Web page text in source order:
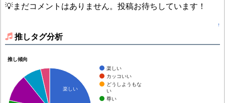
💡まだコメントはありません。投稿お待ちしています！
↑
推しタグ分析
推し傾向
楽しい
カッコいい
どうしようもな
い
尊い
楽しい